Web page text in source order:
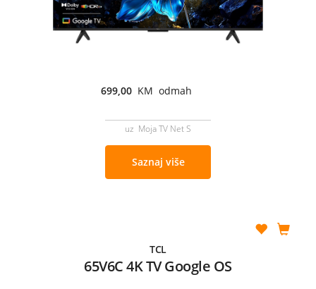
699,00 KM odmah
uz Moja TV Net S
Saznaj više
TCL
65V6C 4K TV Google OS